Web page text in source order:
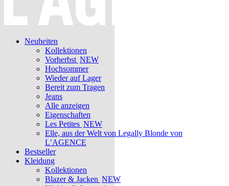
Neuheiten
Kollektionen
Vorherbst NEW
Hochsommer
Wieder auf Lager
Bereit zum Tragen
Jeans
Alle anzeigen
Eigenschaften
Les Petites NEW
Elle, aus der Welt von Legally Blonde von
L’AGENCE
Bestseller
Kleidung
Kollektionen
Blazer & Jacken NEW